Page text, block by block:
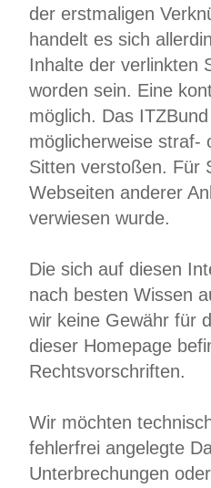
der erstmaligen
handelt es sich
Inhalte der verlinkten
worden sein. Eine
möglich. Das
möglicherweise straf-
Sitten verstoßen. Für
Webseiten anderer
verwiesen wurde.
Die sich auf diesen
nach besten Wissen
wir keine Gewähr für
dieser Homepage
Rechtsvorschriften.
Wir möchten
fehlerfrei angelegte
Unterbrechungen